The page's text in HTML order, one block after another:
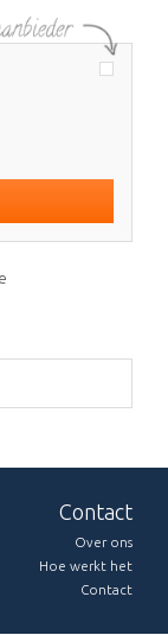
Contact
Over ons
Hoe werkt het
Contact